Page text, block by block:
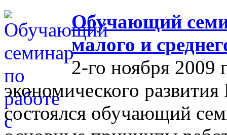
Обучающий
малого и
2-го ноября 2009
экономического
состоялся обучающий